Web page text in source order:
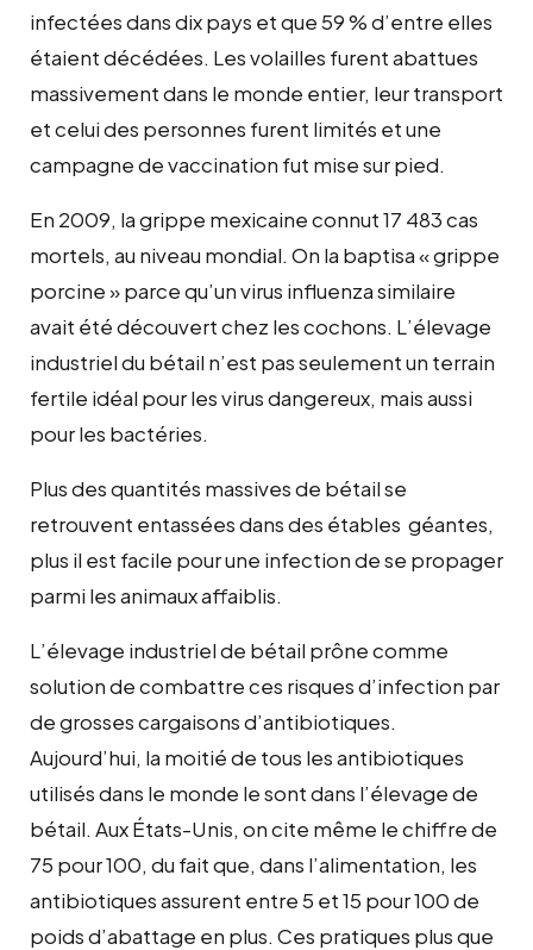
infectées dans dix pays et que 59 % d’entre elles
étaient décédées. Les volailles furent abattues
massivement dans le monde entier, leur transport
et celui des personnes furent limités et une
campagne de vaccination fut mise sur pied.
En 2009, la grippe mexicaine connut 17 483 cas
mortels, au niveau mondial. On la baptisa « grippe
porcine » parce qu’un virus influenza similaire
avait été découvert chez les cochons. L’élevage
industriel du bétail n’est pas seulement un terrain
fertile idéal pour les virus dangereux, mais aussi
pour les bactéries.
Plus des quantités massives de bétail se
retrouvent entassées dans des étables géantes,
plus il est facile pour une infection de se propager
parmi les animaux affaiblis.
L’élevage industriel de bétail prône comme
solution de combattre ces risques d’infection par
de grosses cargaisons d’antibiotiques.
Aujourd’hui, la moitié de tous les antibiotiques
utilisés dans le monde le sont dans l’élevage de
bétail. Aux États-Unis, on cite même le chiffre de
75 pour 100, du fait que, dans l’alimentation, les
antibiotiques assurent entre 5 et 15 pour 100 de
poids d’abattage en plus. Ces pratiques plus que